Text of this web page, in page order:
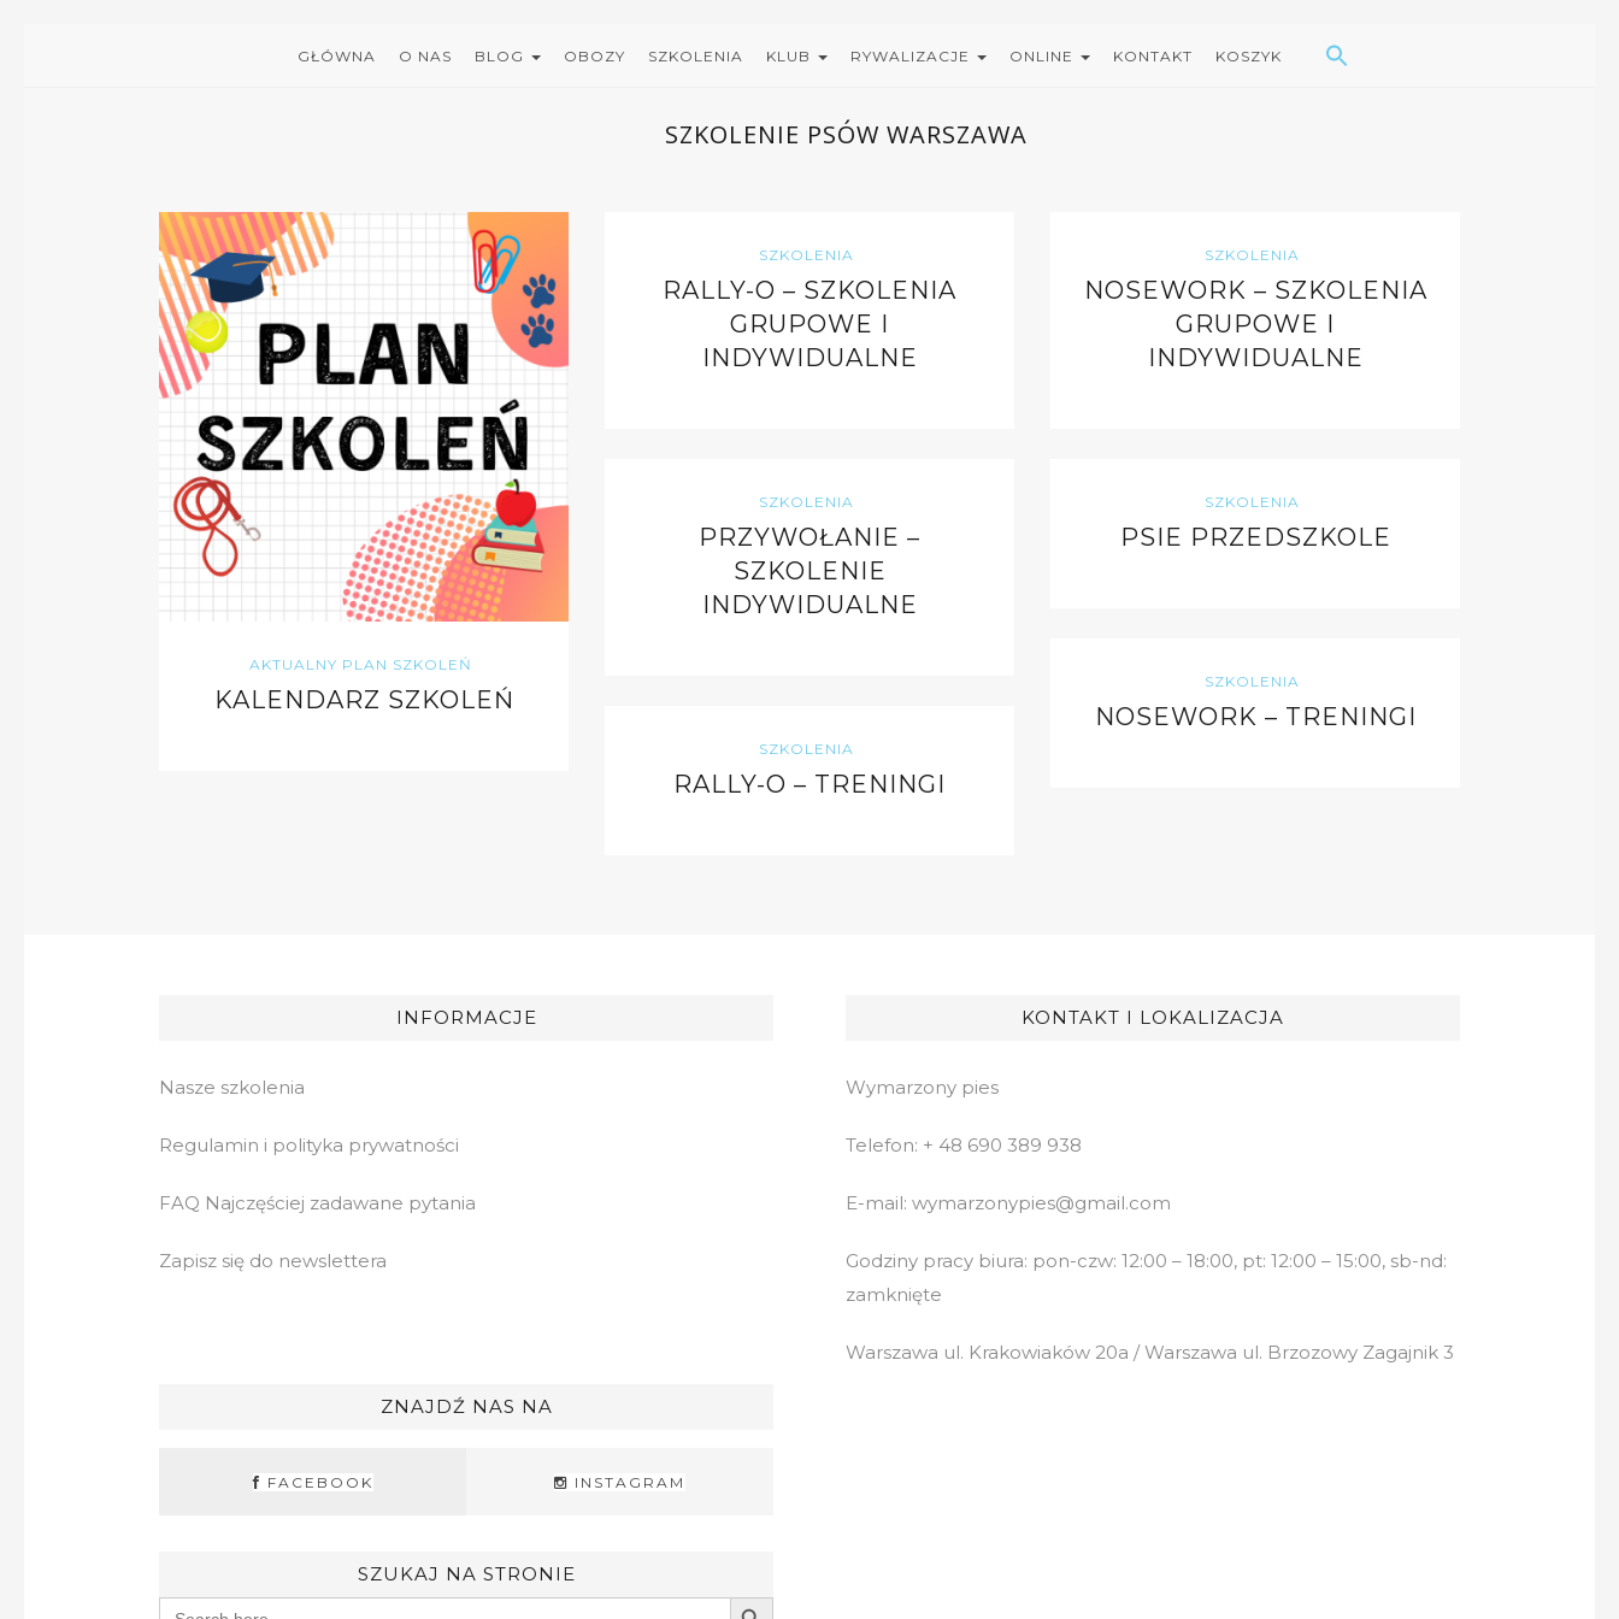
GŁÓWNA O NAS BLOG OBOZY SZKOLENIA KLUB RYWALIZACJE ONLINE KONTAKT KOSZYK
Search
for:
SZKOLENIE PSÓW WARSZAWA
AKTUALNY PLAN SZKOLEŃ
KALENDARZ SZKOLEŃ
SZKOLENIA
RALLY-O – SZKOLENIA
GRUPOWE I
INDYWIDUALNE
SZKOLENIA
NOSEWORK – SZKOLENIA
GRUPOWE I
INDYWIDUALNE
SZKOLENIA
PRZYWOŁANIE –
SZKOLENIE
INDYWIDUALNE
SZKOLENIA
PSIE PRZEDSZKOLE
SZKOLENIA
NOSEWORK – TRENINGI
SZKOLENIA
RALLY-O – TRENINGI
INFORMACJE
Nasze szkolenia
Regulamin i polityka prywatności
FAQ Najczęściej zadawane pytania
Zapisz się do newslettera
ZNAJDŹ NAS NA
FACEBOOK INSTAGRAM
SZUKAJ NA STRONIE
Search
Search Button
KONTAKT I LOKALIZACJA
Wymarzony pies
Telefon: + 48 690 389 938
E-mail: wymarzonypies@gmail.com
Godziny pracy biura: pon-czw: 12:00 – 18:00, pt: 12:00 – 15:00, sb-nd:
zamknięte
Warszawa ul. Krakowiaków 20a / Warszawa ul. Brzozowy Zagajnik 3